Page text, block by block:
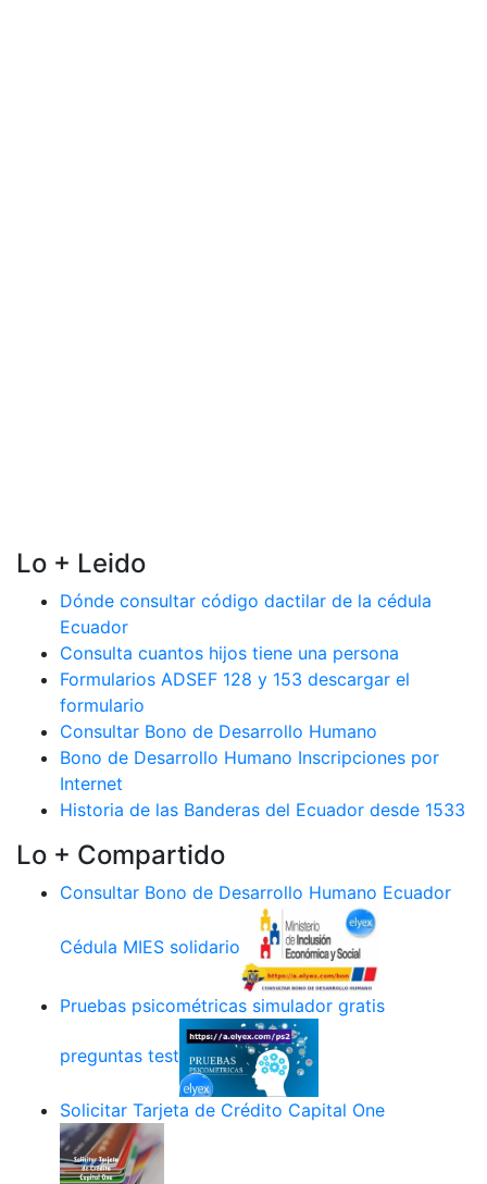
Lo + Leido
Dónde consultar código dactilar de la cédula
Ecuador
Consulta cuantos hijos tiene una persona
Formularios ADSEF 128 y 153 descargar el
formulario
Consultar Bono de Desarrollo Humano
Bono de Desarrollo Humano Inscripciones por
Internet
Historia de las Banderas del Ecuador desde 1533
Lo + Compartido
Consultar Bono de Desarrollo Humano Ecuador
Cédula MIES solidario
Pruebas psicométricas simulador gratis
preguntas test
Solicitar Tarjeta de Crédito Capital One